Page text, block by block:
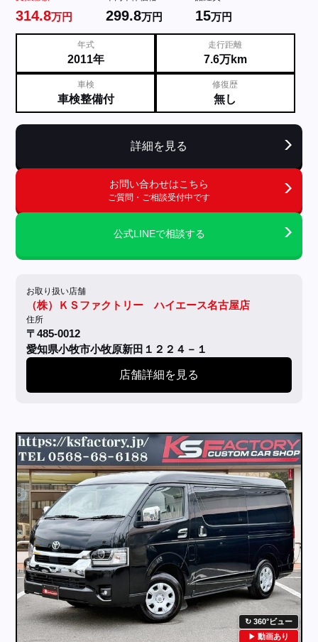
314.8万円 299.8万円 15万円
年式
2011年
走行距離
7.6万km
車検
車検整備付
修復歴
無し
詳細を見る
お問い合わせはこちら
ご質問・ご相談受付中です
公式LINEで相談する
お取り扱い店舗
（株）ＫＳファクトリー ハイエース名古屋店
住所
〒485-0012
愛知県小牧市小牧原新田１２２４－１
店舗詳細を見る
360°ビュー
動画あり